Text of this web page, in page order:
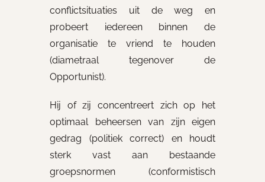
conflictsituaties uit de weg en
probeert iedereen binnen de
organisatie te vriend te houden
(diametraal tegenover de
Opportunist).
Hij of zij concentreert zich op het
optimaal beheersen van zijn eigen
gedrag (politiek correct) en houdt
sterk vast aan bestaande
groepsnormen (conformistisch